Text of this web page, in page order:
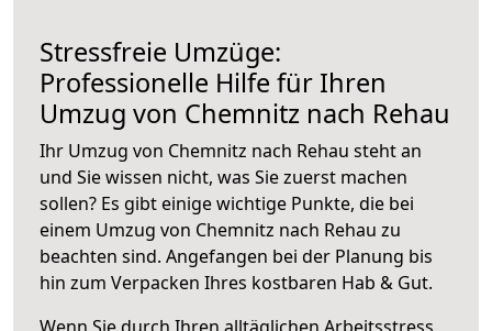
Stressfreie Umzüge:
Professionelle Hilfe für Ihren
Umzug von Chemnitz nach Rehau
Ihr Umzug von Chemnitz nach Rehau steht an
und Sie wissen nicht, was Sie zuerst machen
sollen? Es gibt einige wichtige Punkte, die bei
einem Umzug von Chemnitz nach Rehau zu
beachten sind. Angefangen bei der Planung bis
hin zum Verpacken Ihres kostbaren Hab & Gut.